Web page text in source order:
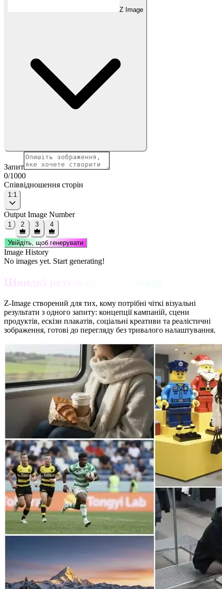
Z Image
Запит
0/1000
Співвідношення сторін
1:1
Output Image Number
1 2 3 4
Увійдіть, щоб генерувати
Image History
No images yet. Start generating!
Швидкі результати з Z-Image
Z-Image створений для тих, кому потрібні чіткі візуальні
результати з одного запиту: концепції кампаній, сцени
продуктів, ескізи плакатів, соціальні креативи та реалістичні
зображення, готові до перегляду без тривалого налаштування.